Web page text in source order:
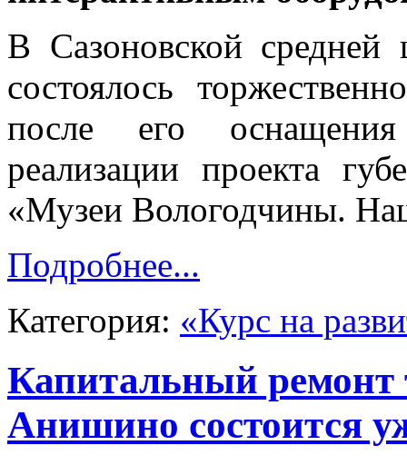
В Сазоновской
состоялось
после его
реализации проекта
«Музеи Вологодчины.
Подробнее...
Категория: «Курс на
Капитальный ремонт
Анишино состоится